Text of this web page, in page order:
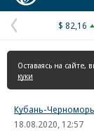
Предыдущая
страница
$ 82,16
Оставаясь на сайте,
куки
Кубань-
18.08.2020, 12:57